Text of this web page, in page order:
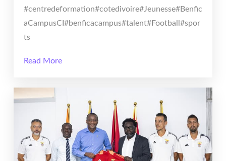
#centredeformation#cotedivoire#Jeunesse#Benfic
aCampusCI#benficacampus#talent#Football#spor
ts
Read More